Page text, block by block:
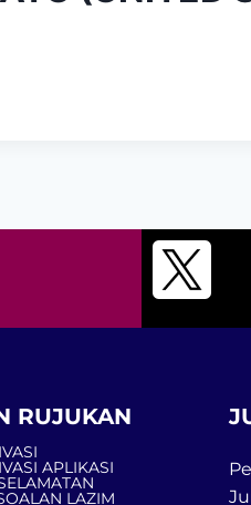
RUJUKAN
APLIKASI
LAZIM